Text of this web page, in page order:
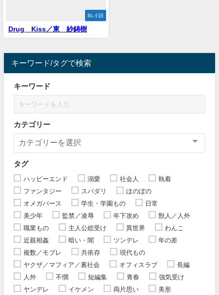
BL小説
Drug Kiss／東 紗鋳樹
キーワード/タグで検索
キーワード
カテゴリー
タグ
ハッピーエンド 溺愛 社会人
執着
ファンタジー
スパダリ
ほのぼの
オメガバース
学生・学園もの
日常
美少年
監禁／凌辱 年下攻め
獣人／人外
職業もの
主人公総受け 異世界
わんこ
近親相姦
暗い・闇 ツンデレ
年の差
複数／モブレ
共依存
現代もの
ヤクザ／マフィア／裏社会
オフィスラブ
長編
人外
不憫 短編集 青春
強気受け
ヤンデレ
イケメン 両片思い
美形